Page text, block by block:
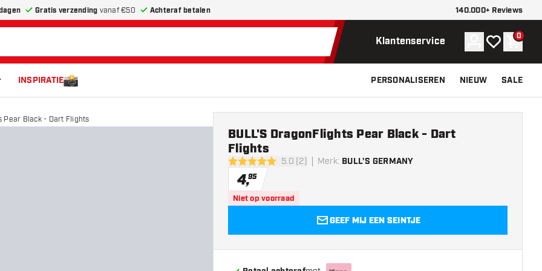
Gratis verzending vanaf €50 Achteraf betalen 140.000+ Reviews
Klantenservice Account
Mijn 0
INSPIRATIE PERSONALISEREN NIEUW SALE
Pear Black - Dart Flights
5 score sterren5.0 (2) Merk: BULL'S GERMANY
BULL'S DragonFlights Pear Black - Dart
Flights
4,95
Niet op voorraad
GEEF MIJ EEN SEINTJE